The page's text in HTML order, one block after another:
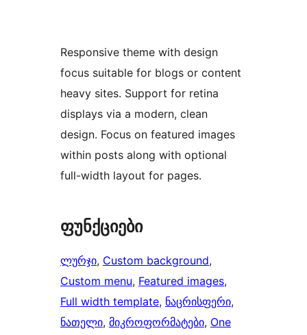
Responsive theme with design
focus suitable for blogs or content
heavy sites. Support for retina
displays via a modern, clean
design. Focus on featured images
within posts along with optional
full-width layout for pages.
ფუნქციები
ლურჯი, Custom background
Custom menu, Featured images
Full width template, ნაცრისფერი
ნათელი, მიკროფორმატები, One